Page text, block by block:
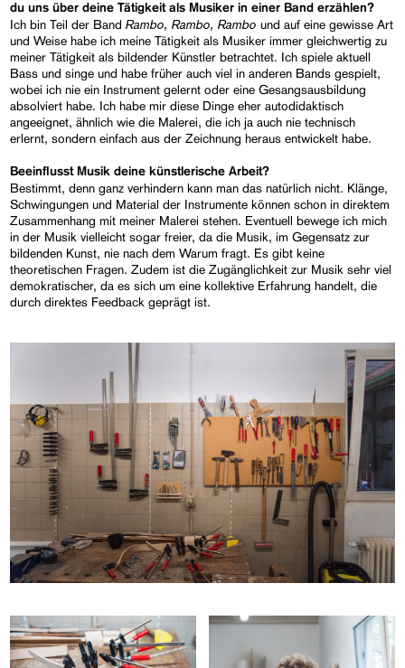
du uns über deine Tätigkeit als Musiker in einer Band erzählen?
Ich bin Teil der BandRambo, Rambo, Rambo und auf eine gewisse Art
und Weise habe ich meine Tätigkeit als Musiker immer gleichwertig zu
meiner Tätigkeit als bildender Künstler betrachtet. Ich spiele aktuell
Bass und singe und habe früher auch viel in anderen Bands gespielt,
wobei ich nie ein Instrument gelernt oder eine Gesangsausbildung
absolviert habe. Ich habe mir diese Dinge eher autodidaktisch
angeeignet, ähnlich wie die Malerei, die ich ja auch nie technisch
erlernt, sondern einfach aus der Zeichnung heraus entwickelt habe.
Beeinflusst Musik deine künstlerische Arbeit?
Bestimmt, denn ganz verhindern kann man das natürlich nicht. Klänge,
Schwingungen und Material der Instrumente können schon in direktem
Zusammenhang mit meiner Malerei stehen. Eventuell bewege ich mich
in der Musik vielleicht sogar freier, da die Musik, im Gegensatz zur
bildenden Kunst, nie nach dem Warum fragt. Es gibt keine
theoretischen Fragen. Zudem ist die Zugänglichkeit zur Musik sehr viel
demokratischer, da es sich um eine kollektive Erfahrung handelt, die
durch direktes Feedback geprägt ist.